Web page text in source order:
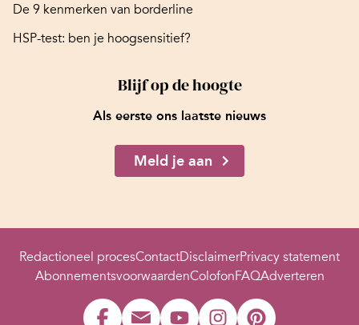
De 9 kenmerken van borderline
HSP-test: ben je hoogsensitief?
Blijf op de hoogte
Als eerste ons laatste nieuws
Meld je aan
Redactioneel procesContactDisclaimerPrivacy statement
AbonnementsvoorwaardenColofonFAQAdverteren